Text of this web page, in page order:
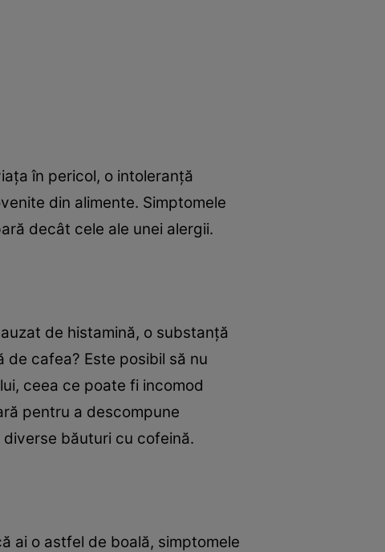
în pericol, o intoleranță
din alimente. Simptomele
decât cele ale unei alergii.
de histamină, o substanță
cafea? Este posibil să nu
ceea ce poate fi incomod
pentru a descompune
băuturi cu cofeină.
ai o astfel de boală, simptomele